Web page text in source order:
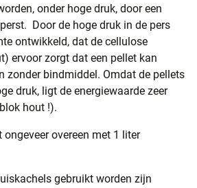
onder hoge druk, door een
Door de hoge druk in de pers
ontwikkeld, dat de cellulose
ervoor zorgt dat een pellet kan
zonder bindmiddel. Omdat de pellets
druk, ligt de energiewaarde zeer
hout !).
overeen met 1 liter
gebruikt worden zijn